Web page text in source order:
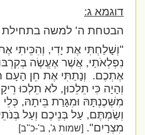
דוגמא ג:
הבטחת ה' למשה בתחילת
"וְשָׁלַחְתִּי אֶת יָדִי, וְהִכֵּיתִי
נִפְלְאֹתַי, אֲשֶׁר אֶעֱשֶׂה בְּקִרְבּוֹ;
אֶתְכֶם. וְנָתַתִּי אֶת חֵן הָעָם
וְהָיָה כִּי תֵלֵכוּן, לֹא תֵלְכוּ
מִשְּׁכֶנְתָּהּ וּמִגָּרַת בֵּיתָהּ, כְּלֵי
וְשַׂמְתֶּם, עַל בְּנֵיכֶם וְעַל
מִצְרָיִם". [שמות ג', ב'-כ"ב]